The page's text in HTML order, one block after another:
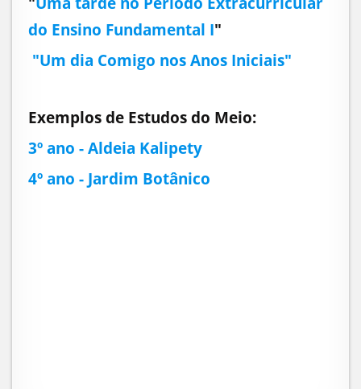
do Ensino Fundamental I"
"Um dia Comigo nos Anos Iniciais"
Exemplos de Estudos do Meio:
3º ano - Aldeia Kalipety
4º ano - Jardim Botânico